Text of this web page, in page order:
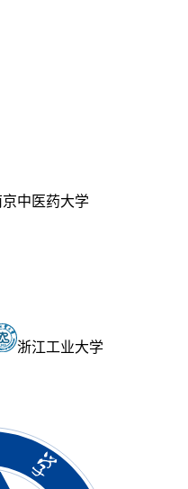
京中医药大学
浙江工业大学